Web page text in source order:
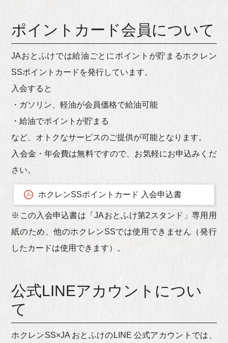
ポイントカード会員について
JAおとふけでは給油ごとにポイントが貯まるホクレン
SSポイントカードを発行しています。
入会すると
・ガソリン、軽油が会員価格で給油可能
・給油でポイントが貯まる
など、オトクなサービスのご提供が可能となります。
入会金・年会費は無料ですので、お気軽にお申込みくだ
さい。
ホクレンSSポイントカード 入会申込書
※この入会申込書は「JAおとふけ第2スタンド」専用用
紙のため、他のホクレンSSでは使用できません（発行
したカードは使用できます）。
公式LINEアカウントについ
て
ホクレンSS×JA おとふけのLINE 公式アカウントでは、